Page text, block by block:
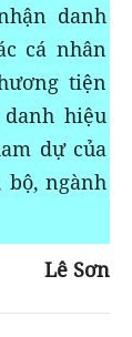
danh
cá nhân
tiện
hiệu
dự của
bộ, ngành
Lê Sơn